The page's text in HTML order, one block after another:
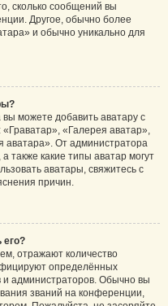
сколько сообщений вы
Другое, обычно более
и обычно уникально для
можете добавить аватару с
«Галерея аватар»,
аватара». От администратора
также какие типы аватар могут
аватары, свяжитесь с
причин.
его?
отражают количество
определённых
администраторов. Обычно вы
званий на конференции,